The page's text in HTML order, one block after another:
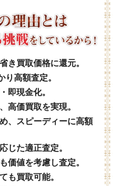
き買取価格に還元。
高額査定。
即現金化。
高価買取を実現。
、スピーディーに高額
じた適正査定。
価値を考慮し査定。
も買取可能。